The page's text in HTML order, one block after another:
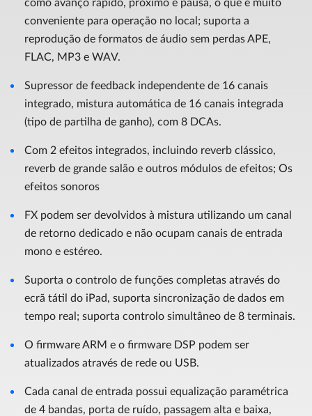
como avanço rápido, próximo e pausa, o que é muito
conveniente para operação no local; suporta a
reprodução de formatos de áudio sem perdas APE,
FLAC, MP3 e WAV.
Supressor de feedback independente de 16 canais
integrado, mistura automática de 16 canais integrada
(tipo de partilha de ganho), com 8 DCAs.
Com 2 efeitos integrados, incluindo reverb clássico,
reverb de grande salão e outros módulos de efeitos; Os
efeitos sonoros
FX podem ser devolvidos à mistura utilizando um canal
de retorno dedicado e não ocupam canais de entrada
mono e estéreo.
Suporta o controlo de funções completas através do
ecrã tátil do iPad, suporta sincronização de dados em
tempo real; suporta controlo simultâneo de 8 terminais.
O firmware ARM e o firmware DSP podem ser
atualizados através de rede ou USB.
Cada canal de entrada possui equalização paramétrica
de 4 bandas, porta de ruído, passagem alta e baixa,